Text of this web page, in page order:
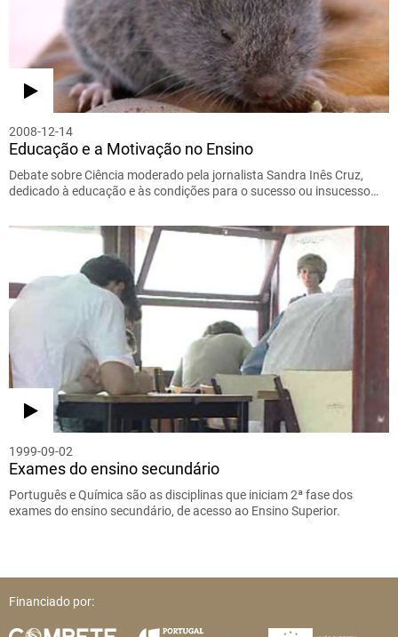
2008-12-14
Educação e a Motivação no Ensino
Debate sobre Ciência moderado pela jornalista Sandra Inês Cruz,
dedicado à educação e às condições para o sucesso ou insucesso…
1999-09-02
Exames do ensino secundário
Português e Química são as disciplinas que iniciam 2ª fase dos
exames do ensino secundário, de acesso ao Ensino Superior.
Financiado por: